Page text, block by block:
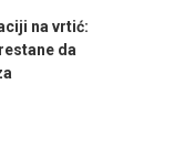
na vrtić:
da